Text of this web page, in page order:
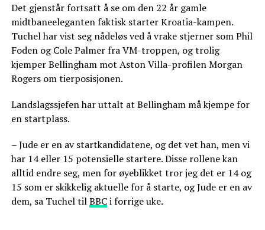
Det gjenstår fortsatt å se om den 22 år gamle
midtbaneeleganten faktisk starter Kroatia-kampen.
Tuchel har vist seg nådeløs ved å vrake stjerner som Phil
Foden og Cole Palmer fra VM-troppen, og trolig
kjemper Bellingham mot Aston Villa-profilen Morgan
Rogers om tierposisjonen.
Landslagssjefen har uttalt at Bellingham må kjempe for
en startplass.
– Jude er en av startkandidatene, og det vet han, men vi
har 14 eller 15 potensielle startere. Disse rollene kan
alltid endre seg, men for øyeblikket tror jeg det er 14 og
15 som er skikkelig aktuelle for å starte, og Jude er en av
dem, sa Tuchel tilBBCi forrige uke.